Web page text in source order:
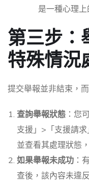
是一種心理上
第三步：
特殊情況
提交舉報並非結束，
查詢舉報狀態 ：您
支援」>「支援請
並查看其處理狀態
如果舉報未成功 ：
查後，該內容未違